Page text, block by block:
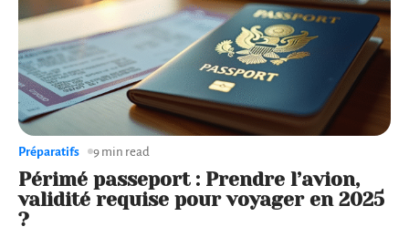
Périmé passeport : Prendre l’avion,
validité requise pour voyager en 2025
?
Préparatifs 9 min read